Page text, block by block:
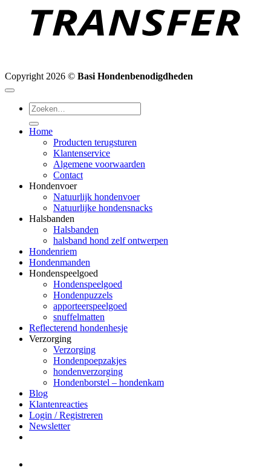
Copyright 2026 © Basi Hondenbenodigdheden
Zoeken
naar:
Home
Producten terugsturen
Klantenservice
Algemene voorwaarden
Contact
Hondenvoer
Natuurlijk hondenvoer
Natuurlijke hondensnacks
Halsbanden
Halsbanden
halsband hond zelf ontwerpen
Hondenriem
Hondenmanden
Hondenspeelgoed
Hondenspeelgoed
Hondenpuzzels
apporteerspeelgoed
snuffelmatten
Reflecterend hondenhesje
Verzorging
Verzorging
Hondenpoepzakjes
hondenverzorging
Hondenborstel – hondenkam
Blog
Klantenreacties
Login / Registreren
Newsletter